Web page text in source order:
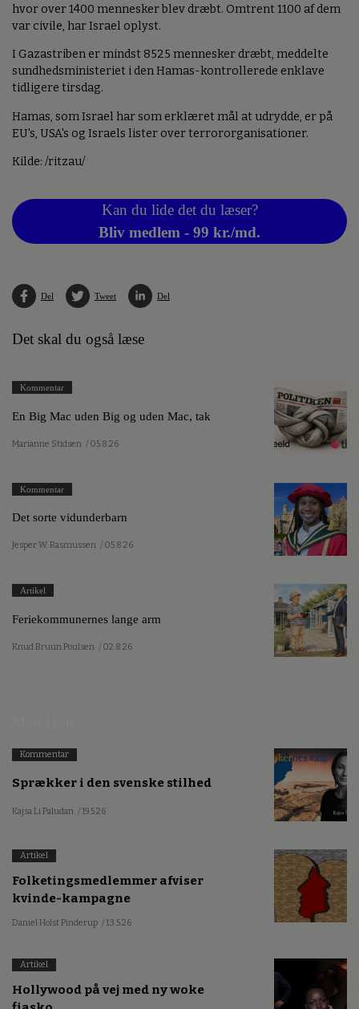
hvor over 1400 mennesker blev dræbt. Omtrent 1100 af dem
var civile, har Israel oplyst.
I Gazastriben er mindst 8525 mennesker dræbt, meddelte
sundhedsministeriet i den Hamas-kontrollerede enklave
tidligere tirsdag.
Hamas, som Israel har som erklæret mål at udrydde, er på
EU's, USA's og Israels lister over terrororganisationer.
Kilde: /ritzau/
Kan du lide det du læser?
Bliv medlem - 99 kr./md.
Del Tweet Del
Det skal du også læse
Kommentar
En Big Mac uden Big og uden Mac, tak
Marianne Stidsen / 05.8.26
Kommentar
Det sorte vidunderbarn
Jesper W. Rasmussen / 05.8.26
Artikel
Feriekommunernes lange arm
Knud Bruun Poulsen / 02.8.26
Kommentar
Sprækker i den svenske stilhed
Kajsa Li Paludan / 19.5.26
Artikel
Folketingsmedlemmer afviser
kvinde-kampagne
Daniel Holst Pinderup / 13.5.26
Artikel
Hollywood på vej med ny woke